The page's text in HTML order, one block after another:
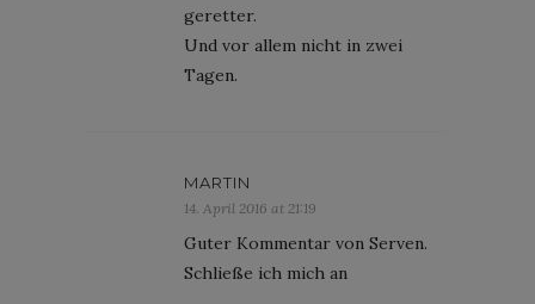
geretter.
Und vor allem nicht in zwei
Tagen.
MARTIN
14. April 2016 at 21:19
Guter Kommentar von Serven.
Schließe ich mich an